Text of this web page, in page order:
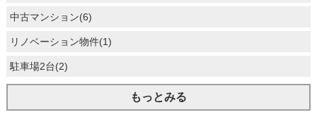
中古マンション(6)
リノベーション物件(1)
駐車場2台(2)
もっとみる